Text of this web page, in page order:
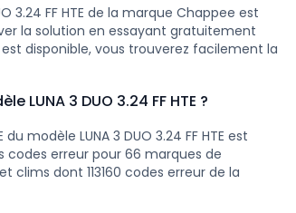
3.24 FF HTE de la marque Chappee est
la solution en essayant gratuitement
disponible, vous trouverez facilement la
LUNA 3 DUO 3.24 FF HTE ?
modèle LUNA 3 DUO 3.24 FF HTE est
codes erreur pour 66 marques de
clims dont 113160 codes erreur de la